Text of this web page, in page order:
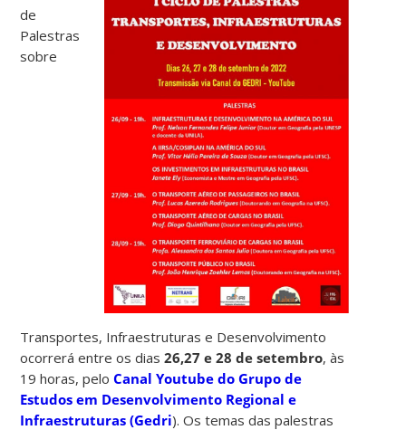
de
Palestras
sobre
Transportes, Infraestruturas e Desenvolvimento
ocorrerá entre os dias26,27 e 28 de setembro, às
19 horas, peloCanal Youtube do Grupo de
Estudos em Desenvolvimento Regional e
Infraestruturas (Gedri). Os temas das palestras